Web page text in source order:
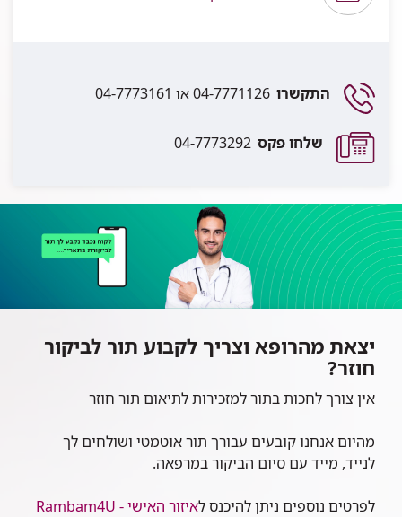
התקשרו 04-7771126 או 04-7773161
שלחו פקס 04-7773292
יצאת מהרופא וצריך לקבוע תור לביקור
חוזר?
אין צורך לחכות בתור למזכירות לתיאום תור חוזר
מהיום אנחנו קובעים עבורך תור אוטמטי ושולחים לך
לנייד, מייד עם סיום הביקור במרפאה.
לפרטים נוספים ניתן להיכנס לאיזור האישי - Rambam4U